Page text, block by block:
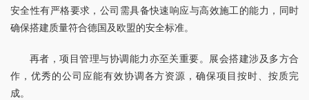
安全性有严格要求，公司需具备快速响应与高效施工的能力，同时
确保搭建质量符合德国及欧盟的安全标准。
再者，项目管理与协调能力亦至关重要。展会搭建涉及多方合
作，优秀的公司应能有效协调各方资源，确保项目按时、按质完
成。